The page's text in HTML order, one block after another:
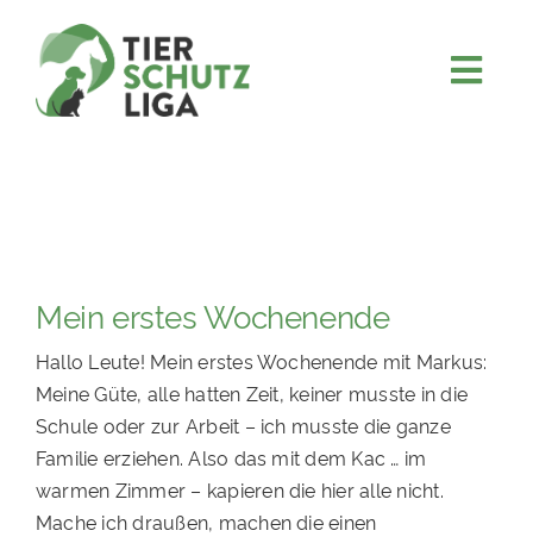
content
FÖRDERN & VERERBEN
KOOPERATIONEN
4KIDS
TIERHEIMTIERE
TIERHEIME
Mein erstes Wochenende
Hallo Leute! Mein erstes Wochenende mit Markus:
Meine Güte, alle hatten Zeit, keiner musste in die
Schule oder zur Arbeit – ich musste die ganze
Familie erziehen. Also das mit dem Kac … im
warmen Zimmer – kapieren die hier alle nicht.
Mache ich draußen, machen die einen